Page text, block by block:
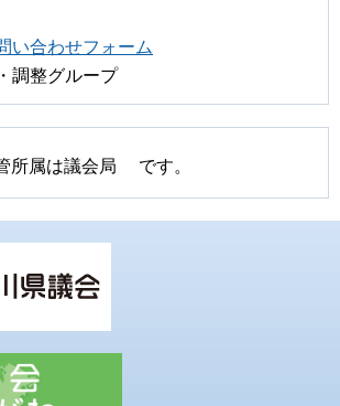
合わせフォーム
調整グループ
所属は議会局 です。